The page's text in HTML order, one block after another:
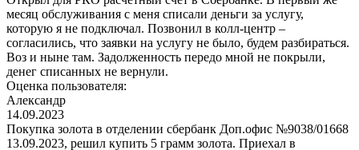
месяц обслуживания с меня списали деньги за услугу,
которую я не подключал. Позвонил в колл-центр –
согласились, что заявки на услугу не было, будем разбираться.
Воз и ныне там. Задолженность передо мной не покрыли,
денег списанных не вернули.
Оценка пользователя:
Александр
14.09.2023
Покупка золота в отделении сбербанк Доп.офис №9038/01668
13.09.2023, решил купить 5 грамм золота. Приехал в